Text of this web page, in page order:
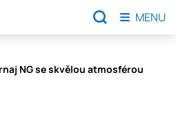
NG se skvělou atmosférou
MENU